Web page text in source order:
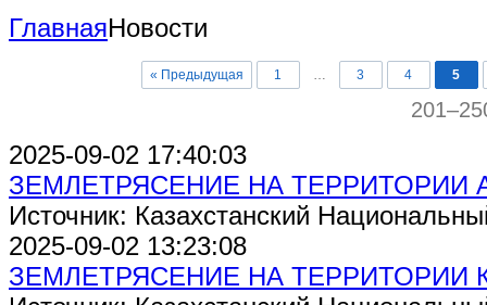
ГлавнаяНовости
« Предыдущая 1 … 3 4 5
2025-09-02 17:40:03
ЗЕМЛЕТРЯСЕНИЕ НА ТЕРРИТОРИИ
Источник: Казахстанский
2025-09-02 13:23:08
ЗЕМЛЕТРЯСЕНИЕ НА ТЕРРИТОРИИ